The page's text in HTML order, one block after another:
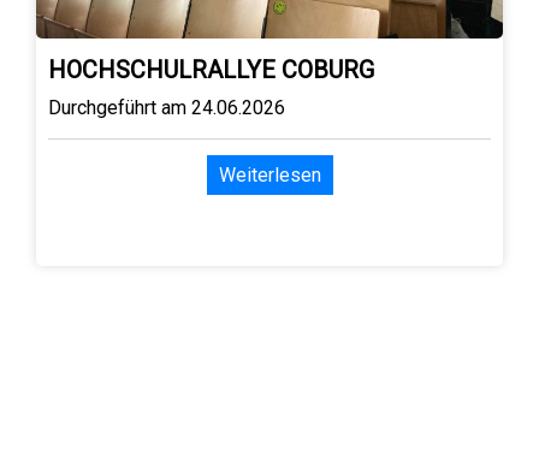
HOCHSCHULRALLYE COBURG
Durchgeführt am 24.06.2026
Weiterlesen